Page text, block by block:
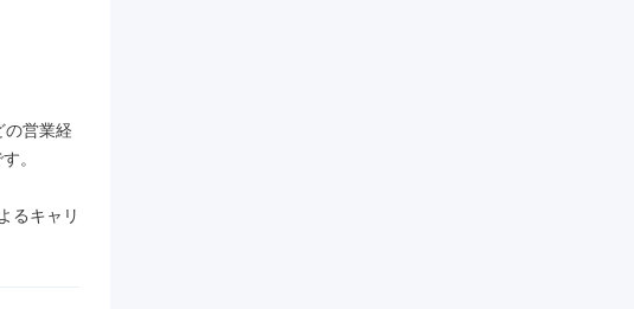
の営業経
。
るキャリ